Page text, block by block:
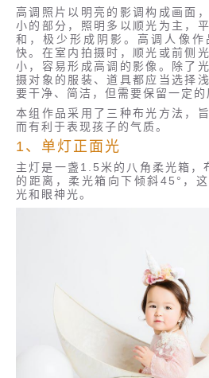
高调照片以明亮的影调构成画面
小的部分，照明多以顺光为主，
和，极少形成阴影。高调人像作
快。在室内拍摄时，顺光或前侧
小，容易形成高调的影像。除了
摄对象的服装、道具都应当选择
要干净、简洁，但需要保留一定的
本组作品采用了三种布光方法，
而有利于表现孩子的气质。
1、单灯正面光
主灯是一盏1.5米的八角柔光箱，
的距离，柔光箱向下倾斜45°，
光和眼神光。